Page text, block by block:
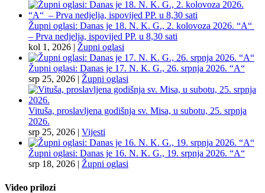
Župni oglasi: Danas je 18. N. K. G., 2. kolovoza 2026. “A“
– Prva nedjelja, ispovijed PP. u 8,30 sati
kol 1, 2026 | Župni oglasi
Župni oglasi: Danas je 17. N. K. G., 26. srpnja 2026. “A“
srp 25, 2026 | Župni oglasi
Vituša, proslavljena godišnja sv. Misa, u subotu, 25. srpnja
2026.
srp 25, 2026 | Vijesti
Župni oglasi: Danas je 16. N. K. G., 19. srpnja 2026. “A“
srp 18, 2026 | Župni oglasi
Video prilozi